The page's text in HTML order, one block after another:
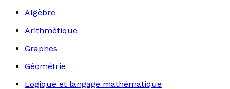
Algèbre
Arithmétique
Graphes
Géométrie
Logique et langage mathématique